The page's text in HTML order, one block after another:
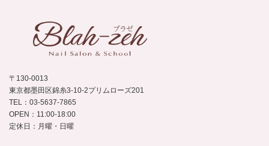
〒130-0013
東京都墨田区錦糸3-10-2プリムローズ201
TEL：03-5637-7865
OPEN：11:00-18:00
定休日：月曜・日曜